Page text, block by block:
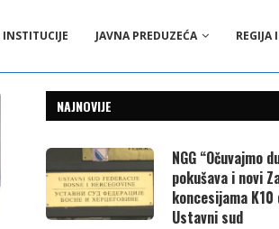
INSTITUCIJE JAVNA PREDUZEĆA REGIJA
NAJNOVIJE
NGG “Očuvajmo
pokušava i novi
koncesijama
Ustavni sud